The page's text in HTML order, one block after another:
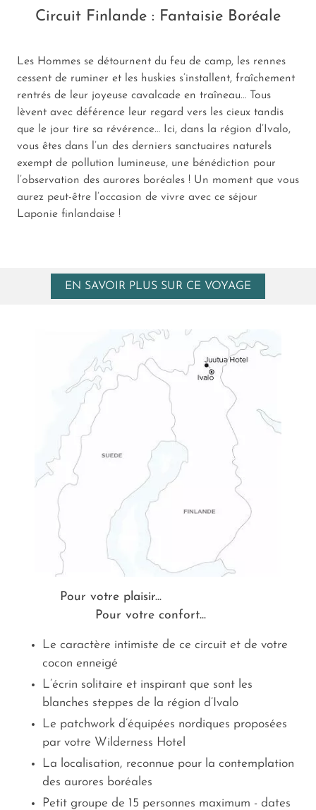
Circuit Finlande : Fantaisie Boréale
Les Hommes se détournent du feu de camp, les rennes
cessent de ruminer et les huskies s’installent, fraîchement
rentrés de leur joyeuse cavalcade en traîneau… Tous
lèvent avec déférence leur regard vers les cieux tandis
que le jour tire sa révérence… Ici, dans la région d’Ivalo,
vous êtes dans l’un des derniers sanctuaires naturels
exempt de pollution lumineuse, une bénédiction pour
l’observation des aurores boréales ! Un moment que vous
aurez peut-être l’occasion de vivre avec ce séjour
Laponie finlandaise !
EN SAVOIR PLUS SUR CE VOYAGE
Pour votre plaisir...
Pour votre confort...
Le caractère intimiste de ce circuit et de votre
cocon enneigé
L’écrin solitaire et inspirant que sont les
blanches steppes de la région d’Ivalo
Le patchwork d’équipées nordiques proposées
par votre Wilderness Hotel
La localisation, reconnue pour la contemplation
des aurores boréales
Petit groupe de 15 personnes maximum - dates